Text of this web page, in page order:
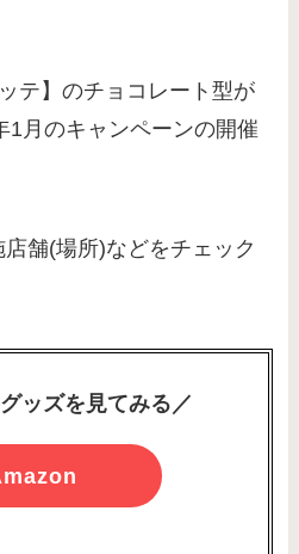
テ】のチョコレート型が
1月のキャンペーンの開催
舗(場所)などをチェック
ッズを見てみる／